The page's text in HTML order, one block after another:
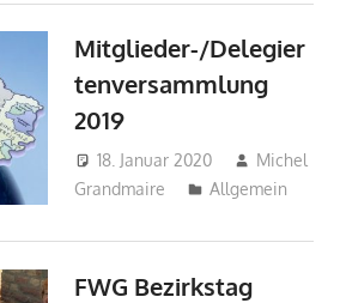
Mitglieder-/Delegier
tenversammlung
2019
18. Januar 2020
Michel
Grandmaire
Allgemein
FWG Bezirkstag